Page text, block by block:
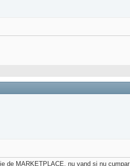
de MARKETPLACE, nu vand si nu